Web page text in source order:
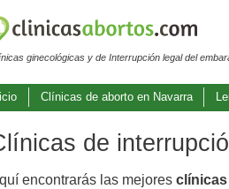
ginecológicas y de Interrupción legal del
Clínicas de aborto en Navarra
de
encontrarás las mejores